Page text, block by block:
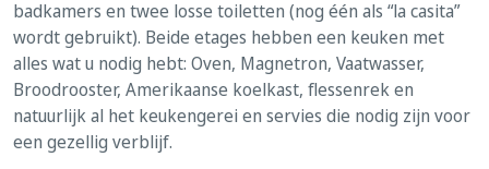
badkamers en twee losse toiletten (nog één als “la casita”
wordt gebruikt). Beide etages hebben een keuken met
alles wat u nodig hebt: Oven, Magnetron, Vaatwasser,
Broodrooster, Amerikaanse koelkast, flessenrek en
natuurlijk al het keukengerei en servies die nodig zijn voor
een gezellig verblijf.